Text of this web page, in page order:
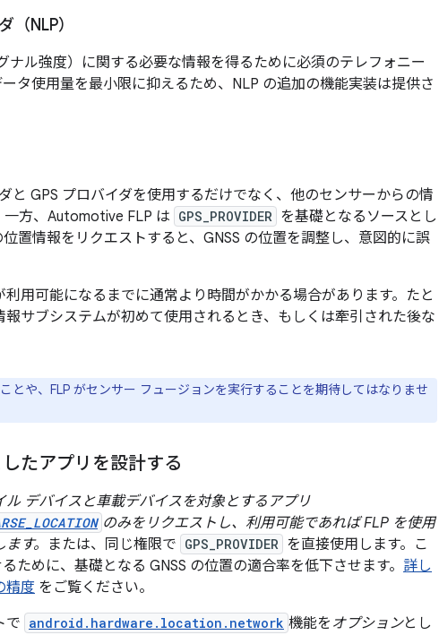
NLP）
ナル強度）に関する必要な情報を得るために必須のテレフォニー
タ使用量を最小限に抑えるため、NLP の追加の機能実装は提供さ
と GPS プロバイダを使用するだけでなく、他のセンサーからの情
方、Automotive FLP は GPS_PROVIDER を基礎となるソースとし
置情報をリクエストすると、GNSS の位置を調整し、意図的に誤
用可能になるまでに通常より時間がかかる場合があります。たと
サブシステムが初めて使用されるとき、もしくは牽引された後な
とや、FLP がセンサー フュージョンを実行することを期待してはなりませ
たアプリを設計する
デバイスと車載デバイスを対象とするアプリ
のみをリクエストし、利用可能であれば FLP を使用
す。
または、同じ権限で GPS_PROVIDER を直接使用します。こ
ために、基礎となる GNSS の位置の適合率を低下させます。 詳し
精度 をご覧ください。
で android.hardware.location.network 機能を オプションとし